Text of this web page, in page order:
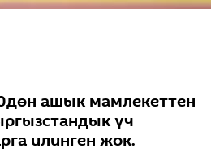
ашык мамлекеттен
үч
илинген жок.